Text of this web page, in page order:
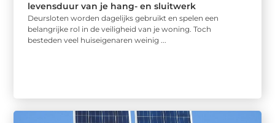
levensduur van je hang- en sluitwerk
Deursloten worden dagelijks gebruikt en spelen een
belangrijke rol in de veiligheid van je woning. Toch
besteden veel huiseigenaren weinig ...